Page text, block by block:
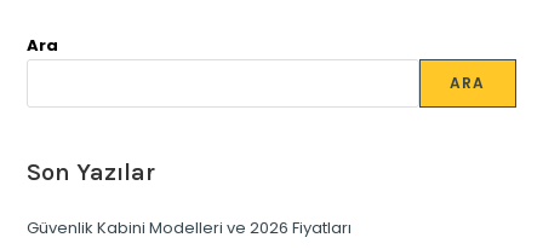
Ara
ARA
Son Yazılar
Güvenlik Kabini Modelleri ve 2026 Fiyatları